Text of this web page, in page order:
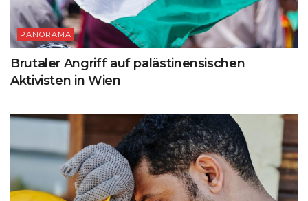
PANORAMA
Brutaler Angriff auf palästinensischen
Aktivisten in Wien